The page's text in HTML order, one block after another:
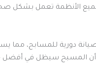
الأنظمة تعمل بشكل
دورية للمسابح، مما
المسبح سيظل في أفضل